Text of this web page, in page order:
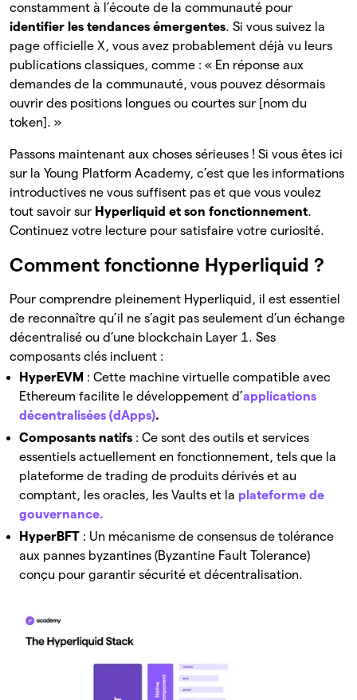
constamment à l’écoute de la communauté pour
identifier les tendances émergentes. Si vous suivez la
page officielle X, vous avez probablement déjà vu leurs
publications classiques, comme : « En réponse aux
demandes de la communauté, vous pouvez désormais
ouvrir des positions longues ou courtes sur [nom du
token]. »
Passons maintenant aux choses sérieuses ! Si vous êtes ici
sur la Young Platform Academy, c’est que les informations
introductives ne vous suffisent pas et que vous voulez
tout savoir sur Hyperliquid et son fonctionnement.
Continuez votre lecture pour satisfaire votre curiosité.
Comment fonctionne Hyperliquid ?
Pour comprendre pleinement Hyperliquid, il est essentiel
de reconnaître qu’il ne s’agit pas seulement d’un échange
décentralisé ou d’une blockchain Layer 1. Ses
composants clés incluent :
HyperEVM : Cette machine virtuelle compatible avec
Ethereum facilite le développement d’applications
décentralisées (dApps).
Composants natifs : Ce sont des outils et services
essentiels actuellement en fonctionnement, tels que la
plateforme de trading de produits dérivés et au
comptant, les oracles, les Vaults et la plateforme de
gouvernance.
HyperBFT : Un mécanisme de consensus de tolérance
aux pannes byzantines (Byzantine Fault Tolerance)
conçu pour garantir sécurité et décentralisation.